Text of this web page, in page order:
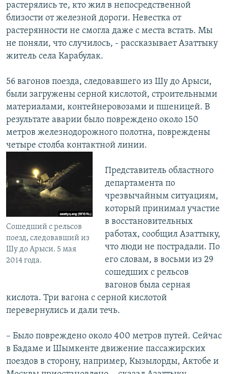
растерялись те, кто жил в непосредственной
близости от железной дороги. Невестка от
растерянности не смогла даже с места встать. Мы
не поняли, что случилось, - рассказывает Азаттыку
житель села Карабулак.
56 вагонов поезда, следовавшего из Шу до Арыси,
были загружены серной кислотой, строительными
материалами, контейнеровозами и пшеницей. В
результате аварии было повреждено около 150
метров железнодорожного полотна, повреждены
четыре столба контактной линии.
Сошедший с рельсов
поезд, следовавший из
Шу до Арыси. 5 мая
2014 года.
Представитель областного
департамента по
чрезвычайным ситуациям,
который принимал участие
в восстановительных
работах, сообщил Азаттыку,
что люди не пострадали. По
его словам, в восьми из 29
сошедших с рельсов
вагонов была серная
кислота. Три вагона с серной кислотой
перевернулись и дали течь.
– Было повреждено около 400 метров путей. Сейчас
в Бадаме и Шымкенте движение пассажирских
поездов в сторону, например, Кызылорды, Актобе и